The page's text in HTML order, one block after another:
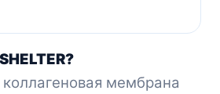
SHELTER?
коллагеновая мембрана